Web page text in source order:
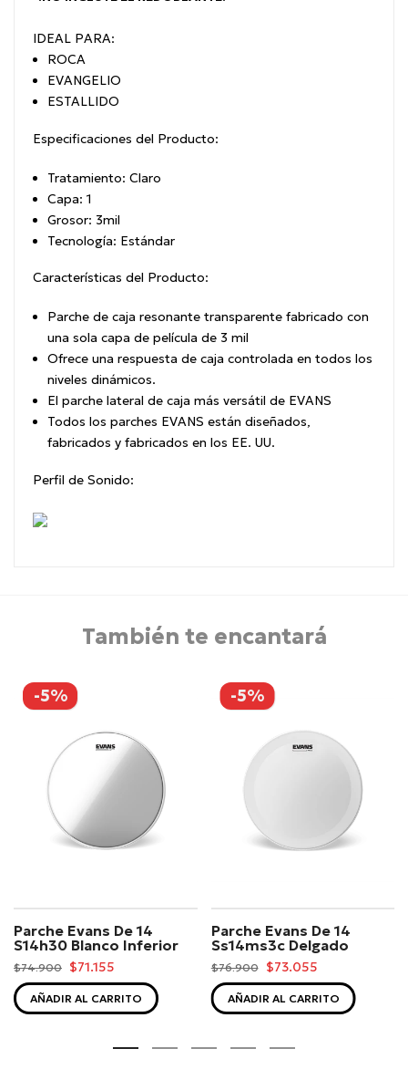
IDEAL PARA:
ROCA
EVANGELIO
ESTALLIDO
Especificaciones del Producto:
Tratamiento: Claro
Capa: 1
Grosor: 3mil
Tecnología: Estándar
Características del Producto:
Parche de caja resonante transparente fabricado con
una sola capa de película de 3 mil
Ofrece una respuesta de caja controlada en todos los
niveles dinámicos.
El parche lateral de caja más versátil de EVANS
Todos los parches EVANS están diseñados,
fabricados y fabricados en los EE. UU.
Perfil de Sonido:
También te encantará
-5%
Parche Evans De 14
S14h30 Blanco Inferior
$74.900 $71.155
AÑADIR AL CARRITO
-5%
Parche Evans De 14
Ss14ms3c Delgado
$76.900 $73.055
AÑADIR AL CARRITO